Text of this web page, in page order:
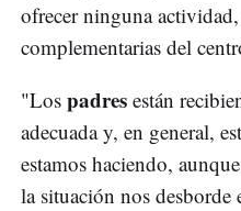
ofrecer ninguna
complementarias del
"Los padres están
adecuada y, en general,
estamos haciendo,
la situación nos